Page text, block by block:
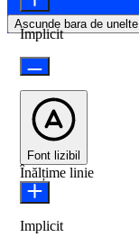
Ascunde bara de unelte
Implicit
Font lizibil
Înălțime linie
Implicit